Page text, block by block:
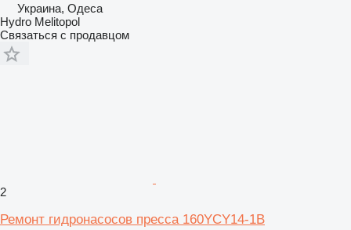
Украина, Одеса
Hydro Melitopol
Связаться с продавцом
2
Ремонт гидронасосов пресса 160YCY14-1B